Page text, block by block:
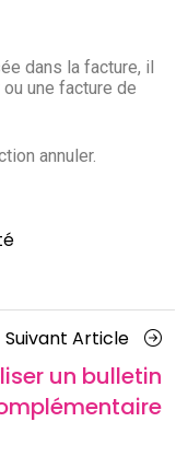
dans la facture, il
une facture de
annuler.
Suivant Article
un bulletin